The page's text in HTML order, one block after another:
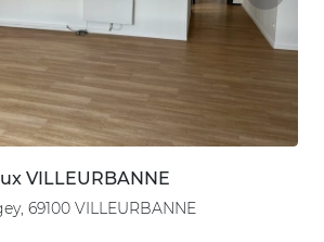
VILLEURBANNE
69100 VILLEURBANNE